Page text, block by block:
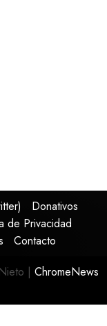
Donativos
de Privacidad
Contacto
| ChromeNews